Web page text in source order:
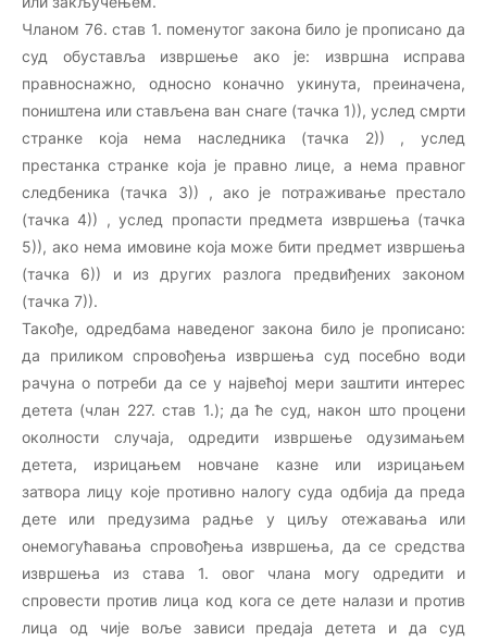
Чланом 76. став 1. поменутог закона било је прописано да
суд обуставља извршење ако је: извршна исправа
правноснажно, односно коначно укинута, преиначена,
поништена или стављена ван снаге (тачка 1)), услед смрти
странке која нема наследника (тачка 2)) , услед
престанка странке која је правно лице, а нема правног
следбеника (тачка 3)) , ако је потраживање престало
(тачка 4)) , услед пропасти предмета извршења (тачка
5)), ако нема имовине која може бити предмет извршења
(тачка 6)) и из других разлога предвиђених законом
(тачка 7)).
Такође, одредбама наведеног закона било је прописано:
да приликом спровођења извршења суд посебно води
рачуна о потреби да се у највећој мери заштити интерес
детета (члан 227. став 1.); да ће суд, након што процени
околности случаја, одредити извршење одузимањем
детета, изрицањем новчане казне или изрицањем
затвора лицу које противно налогу суда одбија да преда
дете или предузима радње у циљу отежавања или
онемогућавања спровођења извршења, да се средства
извршења из става 1. овог члана могу одредити и
спровести против лица код кога се дете налази и против
лица од чије воље зависи предаја детета и да суд